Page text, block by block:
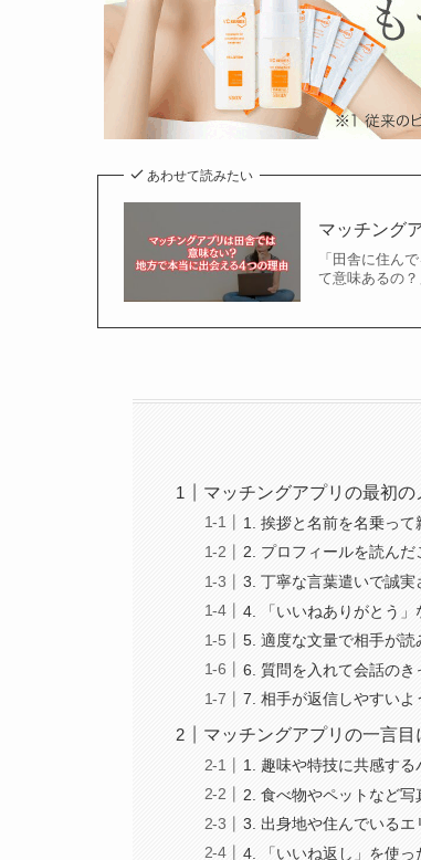
あわせて読みたい
マッチング
「田舎に住ん
て意味あるの
マッチングアプリの最初
1. 挨拶と名前を名乗っ
2. プロフィールを読ん
3. 丁寧な言葉遣いで誠実
4. 「いいねありがとう
5. 適度な文量で相手が読
6. 質問を入れて会話のき
7. 相手が返信しやすいよ
マッチングアプリの一言
1. 趣味や特技に共感する
2. 食べ物やペットなど
3. 出身地や住んでいる
4. 「いいね返し」を使